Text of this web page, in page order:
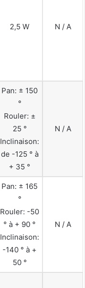
2,5 W N / A
Pan: ± 150
°
Rouler: ±
25 °
Inclinaison:
de -125 ° à
+ 35 °
N / A
Pan: ± 165
°
Rouler: -50
° à + 90 °
Inclinaison:
-140 ° à +
50 °
N / A